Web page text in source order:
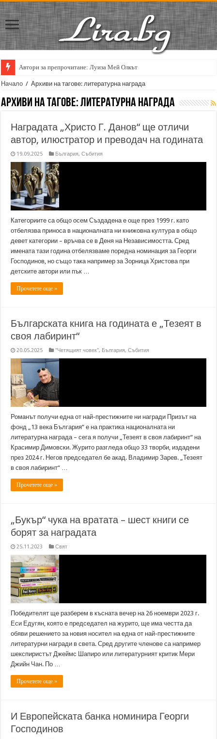
Автори за препрочитане: Луиза Мей Олкът
Кирил Кадийски: „Плачът на големия поет винаги е и сила, и
Начало / Архиви на тагове: литературна награда
Архиви на тагове:литературна награда
Наградата „Христо Г. Данов“ ще отличи
автор, илюстратор и преводач на годината
19.09.2025 България,Събития
Категориите са общо осем Създадена е още през 1999 г. като
отбелязва приноса в националната ни книжовна култура в общо
девет категории – връчва се в Деня на Независимостта. Сред
имената тази година отбелязваме поредна номинация за Георги
Господинов, но също така например за Зорница Христова при
детските автори или пък …
Прочетете още »
Българската книга на годината е „Тезеят в
своя лабиринт“
20.05.2025 "Четящият човек", България,Събития
Романът получи една от най-престижните ни награди Призът на
фонд „13 века България“ е на практика националната ни
литературна награда – сега я получи „Тезеят в своя лабиринт“ на
Красимир Димовски. Журито разгледа общо 33 творби, издадени
през 2024 г. Негов председател бе акад. Владимир Зарев. „Тезеят
в своя лабиринт“ …
Прочетете още »
„Букър“ чука на вратата – шест книги се
борят за наградата
25.11.2023 Свят
Победителят ще разберем в късната вечер на 26 ноември 2023 г.
Еси Едугян, която е председател на журито, ще има честта да
обяви решението за новия носител на една от най-престижните
литературни награди в света. Сред другите членове са например
шекспиристът Джеймс Шапиро или литературният критик Мери
Джийн Чан. По …
Прочетете още »
И Европейската банка номинира Георги
Господинов